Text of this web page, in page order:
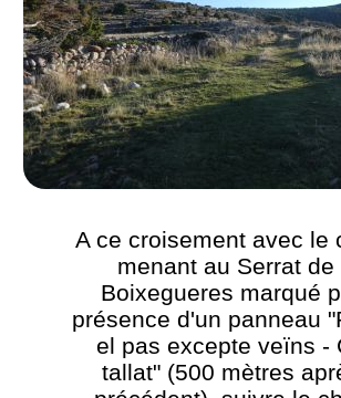
A ce croisement avec le
menant au Serrat de
Boixegueres marqué
présence d'un panneau
el pas excepte veïns -
tallat" (500 mètres